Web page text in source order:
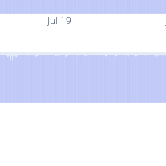
Jul 19